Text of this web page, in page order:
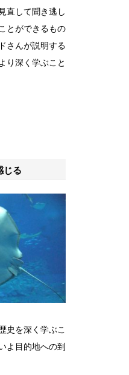
直して聞き逃し
とができるもの
さんが説明する
り深く学ぶこと
じる
史を深く学ぶこ
よ目的地への到